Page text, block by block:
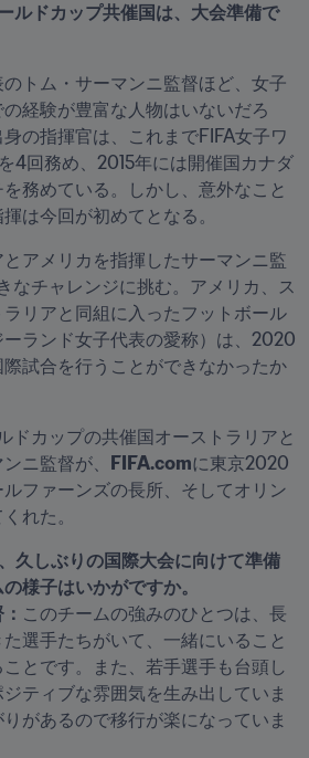
ドカップ共催国は、大会準備で
トム・サーマンニ監督ほど、女子
経験が豊富な人物はいないだろ
の指揮官は、これまでFIFA女子ワ
4回務め、2015年には開催国カナダ
務めている。しかし、意外なこと
は今回が初めてとなる。
アメリカを指揮したサーマンニ監
なチャレンジに挑む。アメリカ、ス
リアと同組に入ったフットボール
ランド女子代表の愛称）は、2020
試合を行うことができなかったか
ドカップの共催国オーストラリアと
ニ監督が、
FIFA.comに東京2020
ファーンズの長所、そしてオリン
れた。
久しぶりの国際大会に向けて準備
様子はいかがですか。
このチームの強みのひとつは、長
選手たちがいて、一緒にいること
とです。また、若手選手も台頭し
ティブな雰囲気を生み出していま
があるので移行が楽になっていま